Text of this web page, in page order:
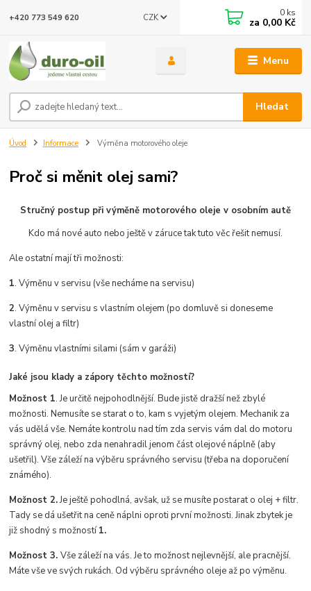
Menu
CZK
Hledat
+420 773 549 620 0 ks
za 0,00 Kč
Úvod Informace Výměna motorového oleje
Proč si měnit olej sami?
Stručný postup při výměně motorového oleje v osobním autě
Kdo má nové auto nebo ještě v záruce tak tuto věc řešit nemusí.
Ale ostatní mají tři možnosti:
1. Výměnu v servisu (vše necháme na servisu)
2. Výměnu v servisu s vlastním olejem (po domluvě si doneseme
vlastní olej a filtr)
3. Výměnu vlastními silami (sám v garáži)
Jaké jsou klady a zápory těchto možností?
Možnost 1. Je určitě nejpohodlnější. Bude jistě dražší než zbylé
možnosti. Nemusíte se starat o to, kam s vyjetým olejem. Mechanik za
vás udělá vše. Nemáte kontrolu nad tím zda servis vám dal do motoru
správný olej, nebo zda nenahradil jenom část olejové náplně (aby
ušetřil). Vše záleží na výběru správného servisu (třeba na doporučení
známého).
Možnost 2.Je ještě pohodlná, avšak, už se musíte postarat o olej + filtr.
Tady se dá ušetřit na ceně náplni oproti první možnosti. Jinak zbytek je
již shodný s možností1.
Možnost 3.Vše záleží na vás. Je to možnost nejlevnější, ale pracnější.
Máte vše ve svých rukách. Od výběru správného oleje až po výměnu.